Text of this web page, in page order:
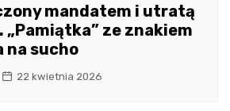
mandatem i utratą
„Pamiątka” ze znakiem
na sucho
22 kwietnia 2026